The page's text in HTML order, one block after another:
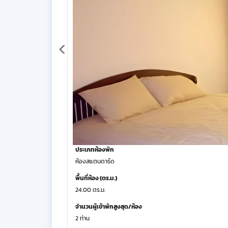
ประเภทห้องพัก
ห้องสแตนดาร์ด
พื้นที่ห้อง (ตร.ม.)
24.00 ตร.ม.
จำนวนผู้เข้าพักสูงสุด/ห้อง
2 ท่าน